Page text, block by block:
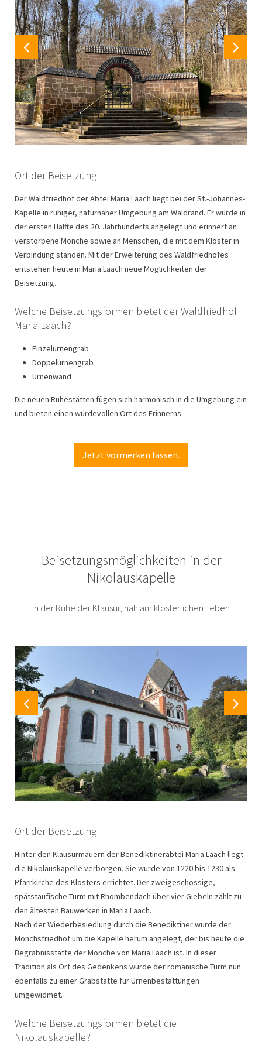
Ort der Beisetzung
Der Waldfriedhof der Abtei Maria Laach liegt bei der St.-Johannes-
Kapelle in ruhiger, naturnaher Umgebung am Waldrand. Er wurde in
der ersten Hälfte des 20. Jahrhunderts angelegt und erinnert an
verstorbene Mönche sowie an Menschen, die mit dem Kloster in
Verbindung standen. Mit der Erweiterung des Waldfriedhofes
entstehen heute in Maria Laach neue Möglichkeiten der
Beisetzung.
Welche Beisetzungsformen bietet der Waldfriedhof
Maria Laach?
Einzelurnengrab
Doppelurnengrab
Urnenwand
Die neuen Ruhestätten fügen sich harmonisch in die Umgebung ein
und bieten einen würdevollen Ort des Erinnerns.
Jetzt vormerken lassen.
Beisetzungsmöglichkeiten in der
Nikolauskapelle
In der Ruhe der Klausur, nah am klösterlichen Leben
Ort der Beisetzung
Hinter den Klausurmauern der Benediktinerabtei Maria Laach liegt
die Nikolauskapelle verborgen. Sie wurde von 1220 bis 1230 als
Pfarrkirche des Klosters errichtet. Der zweigeschossige,
spätstaufische Turm mit Rhombendach über vier Giebeln zählt zu
den ältesten Bauwerken in Maria Laach.
Nach der Wiederbesiedlung durch die Benediktiner wurde der
Mönchsfriedhof um die Kapelle herum angelegt, der bis heute die
Begräbnisstätte der Mönche von Maria Laach ist. In dieser
Tradition als Ort des Gedenkens wurde der romanische Turm nun
ebenfalls zu einer Grabstätte für Urnenbestattungen
umgewidmet.
Welche Beisetzungsformen bietet die
Nikolauskapelle?